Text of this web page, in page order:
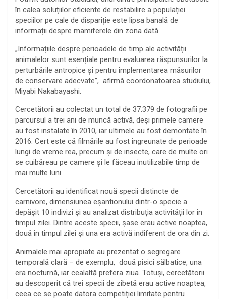
în calea soluțiilor eficiente de restabilire a populației
speciilor pe cale de dispariție este lipsa banală de
informații despre mamiferele din zona dată.
„Informațiile despre perioadele de timp ale activității
animalelor sunt esențiale pentru evaluarea răspunsurilor la
perturbările antropice și pentru implementarea măsurilor
de conservare adecvate”, afirmă coordonatoarea studiului,
Miyabi Nakabayashi.
Cercetătorii au colectat un total de 37.379 de fotografii pe
parcursul a trei ani de muncă activă, deși primele camere
au fost instalate în 2010, iar ultimele au fost demontate în
2016. Cert este că filmările au fost îngreunate de perioade
lungi de vreme rea, precum și de insecte, care de multe ori
se cuibăreau pe camere și le făceau inutilizabile timp de
mai multe luni.
Cercetătorii au identificat nouă specii distincte de
carnivore, dimensiunea eșantionului dintr-o specie a
depășit 10 indivizi și au analizat distribuția activității lor în
timpul zilei. Dintre aceste specii, șase erau active noaptea,
două în timpul zilei și una era activă indiferent de ora din zi.
Animalele mai apropiate au prezentat o segregare
temporală clară – de exemplu, două pisici sălbatice, una
era nocturnă, iar cealaltă prefera ziua. Totuși, cercetătorii
au descoperit că trei specii de zibetă erau active noaptea,
ceea ce se poate datora competiției limitate pentru